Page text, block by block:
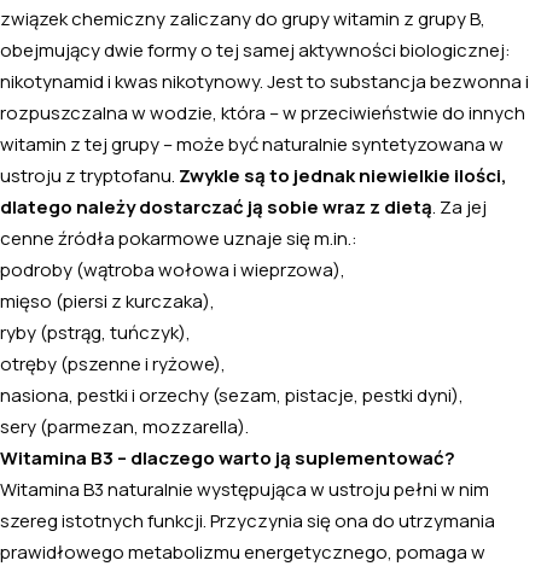
związek chemiczny zaliczany do grupy witamin z grupy B,
obejmujący dwie formy o tej samej aktywności biologicznej:
nikotynamid i kwas nikotynowy. Jest to substancja bezwonna i
rozpuszczalna w wodzie, która – w przeciwieństwie do innych
witamin z tej grupy – może być naturalnie syntetyzowana w
ustroju z tryptofanu. Zwykle są to jednak niewielkie ilości,
dlatego należy dostarczać ją sobie wraz z dietą . Za jej
cenne źródła pokarmowe uznaje się m.in.:
podroby (wątroba wołowa i wieprzowa),
mięso (piersi z kurczaka),
ryby (pstrąg, tuńczyk),
otręby (pszenne i ryżowe),
nasiona, pestki i orzechy (sezam, pistacje, pestki dyni),
sery (parmezan, mozzarella).
Witamina B3 – dlaczego warto ją suplementować?
Witamina B3 naturalnie występująca w ustroju pełni w nim
szereg istotnych funkcji. Przyczynia się ona do utrzymania
prawidłowego metabolizmu energetycznego, pomaga w